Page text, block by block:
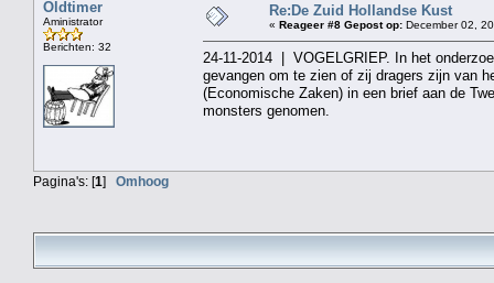
Oldtimer
Aministrator
Berichten: 32
Re:De Zuid Hollandse Kust
« Reageer #8 Gepost op: December 02,
24-11-2014 | VOGELGRIEP. In het
gevangen om te zien of zij dragers zijn van
(Economische Zaken) in een brief aan de
monsters genomen.
Pagina's: [1] Omhoog